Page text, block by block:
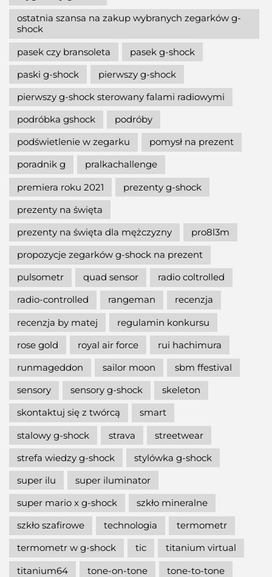
ostatnia szansa na zakup wybranych zegarków g-
shock
pasek czy bransoleta
pasek g-shock
paski g-shock
pierwszy g-shock
pierwszy g-shock sterowany falami radiowymi
podróbka gshock
podróby
podświetlenie w zegarku
pomysł na prezent
poradnik g
pralkachallenge
premiera roku 2021
prezenty g-shock
prezenty na święta
prezenty na święta dla mężczyzny
pro8l3m
propozycje zegarków g-shock na prezent
pulsometr
quad sensor
radio coltrolled
radio-controlled
rangeman
recenzja
recenzja by matej
regulamin konkursu
rose gold
royal air force
rui hachimura
runmageddon
sailor moon
sbm ffestival
sensory
sensory g-shock
skeleton
skontaktuj się z twórcą
smart
stalowy g-shock
strava
streetwear
strefa wiedzy g-shock
stylówka g-shock
super ilu
super iluminator
super mario x g-shock
szkło mineralne
szkło szafirowe
technologia
termometr
termometr w g-shock
tic
titanium virtual
titanium64
tone-on-tone
tone-to-tone